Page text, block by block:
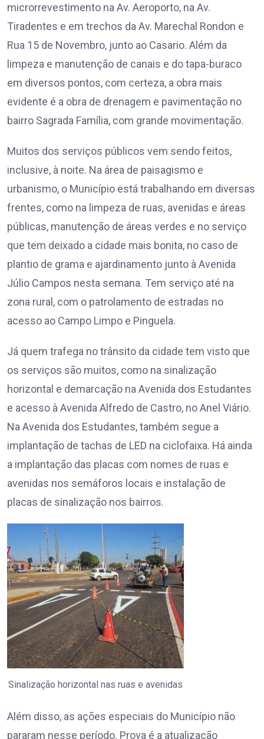
microrrevestimento na Av. Aeroporto, na Av.
Tiradentes e em trechos da Av. Marechal Rondon e
Rua 15 de Novembro, junto ao Casario. Além da
limpeza e manutenção de canais e do tapa-buraco
em diversos pontos, com certeza, a obra mais
evidente é a obra de drenagem e pavimentação no
bairro Sagrada Família, com grande movimentação.
Muitos dos serviços públicos vem sendo feitos,
inclusive, à noite. Na área de paisagismo e
urbanismo, o Município está trabalhando em diversas
frentes, como na limpeza de ruas, avenidas e áreas
públicas, manutenção de áreas verdes e no serviço
que tem deixado a cidade mais bonita, no caso de
plantio de grama e ajardinamento junto à Avenida
Júlio Campos nesta semana. Tem serviço até na
zona rural, com o patrolamento de estradas no
acesso ao Campo Limpo e Pinguela.
Já quem trafega no trânsito da cidade tem visto que
os serviços são muitos, como na sinalização
horizontal e demarcação na Avenida dos Estudantes
e acesso à Avenida Alfredo de Castro, no Anel Viário.
Na Avenida dos Estudantes, também segue a
implantação de tachas de LED na ciclofaixa. Há ainda
a implantação das placas com nomes de ruas e
avenidas nos semáforos locais e instalação de
placas de sinalização nos bairros.
Sinalização horizontal nas ruas e avenidas
Além disso, as ações especiais do Município não
pararam nesse período. Prova é a atualização